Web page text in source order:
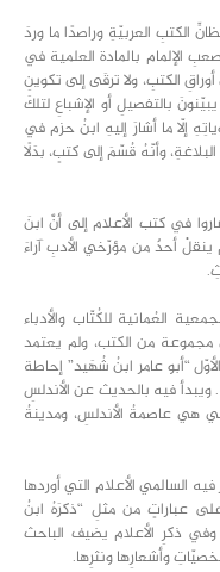
الكتبِ العربيّةِ وراصدًا ما وردَ
الإلمام بالمادة العلمية في
الكتبِ، ولا ترقَى إلى تكوينِ
بالتفصيلِ أو الإشباعِ لتلكَ
إلّا ما أشارَ إليهِ ابنُ حزم في
وأنّهُ قُسّمَ إلى كتبٍ، بدَلًا
في كتب الأعلام إلى أنَّ ابنَ
أحدٌ من مؤرّخي الأدبِ آراءَ
العُمانية للكُتّاب والأدباء
“الآن ناشرون وموزعون” (2022)، إلى مجموعة من الكتب، ولم يعتمد
“أبو عامر ابنُ شُهَيد” إحاطة
فيه بالحديث عن الأندلسِ
هي عاصمةُ الأندلسِ، ومدينةُ
السالمي الأعلام التي أوردها
عباراتٍ من مثلِ “ذكرَهُ ابنُ
ذكرِ الأعلام يضيف الباحث
وأشعارِها ونثرِها.